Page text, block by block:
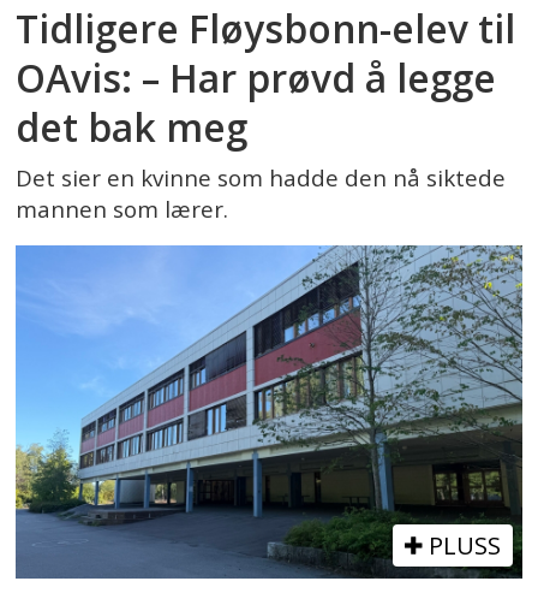
Tidligere Fløysbonn-elev til
OAvis: – Har prøvd å legge
det bak meg
Det sier en kvinne som hadde den nå siktede
mannen som lærer.
PLUSS